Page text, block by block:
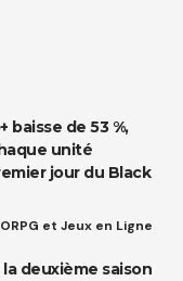
baisse de 53 %,
unité
jour du Black
et Jeux en Ligne
la deuxième saison